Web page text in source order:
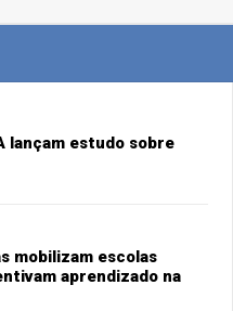
lançam estudo sobre
mobilizam escolas
aprendizado na